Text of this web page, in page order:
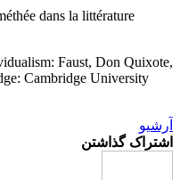
dans la littérature
Faust, Don Quixote,
Cambridge University
آرشیو
اشتراک گذاشتن